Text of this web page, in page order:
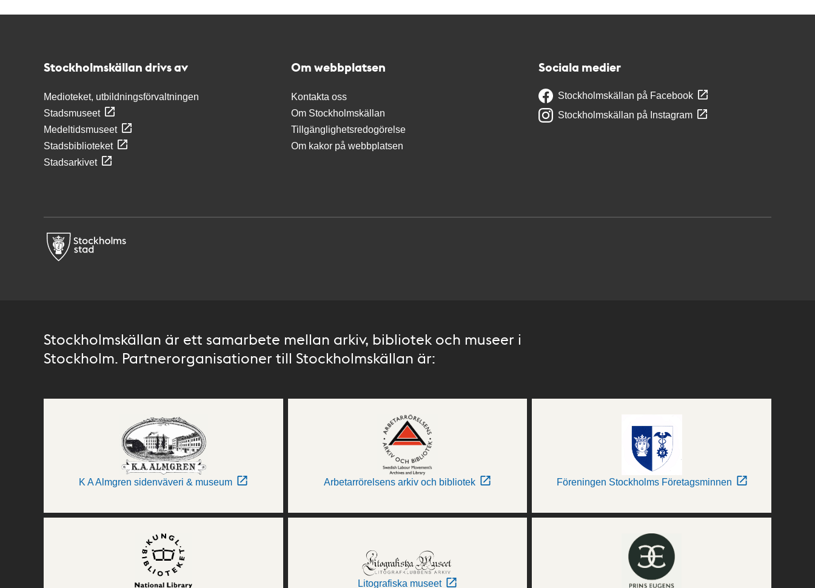
Stockholmskällan drivs av
Medioteket, utbildningsförvaltningen
Stadsmuseet
Medeltidsmuseet
Stadsbiblioteket
Stadsarkivet
Om webbplatsen
Kontakta oss
Om Stockholmskällan
Tillgänglighetsredogörelse
Om kakor på webbplatsen
Sociala medier
Stockholmskällan på Facebook
Stockholmskällan på Instagram
Stockholmskällan är ett samarbete mellan arkiv, bibliotek och museer i
Stockholm. Partnerorganisationer till Stockholmskällan är:
K A Almgren sidenväveri & museum Arbetarrörelsens arkiv och bibliotek Föreningen Stockholms Företagsminnen
Litografiska museet